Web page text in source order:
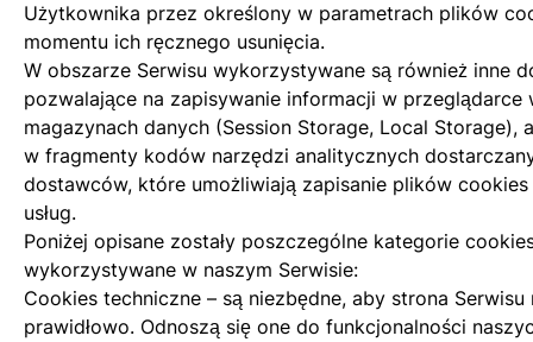
Użytkownika przez określony w parametrach plików
momentu ich ręcznego usunięcia.
W obszarze Serwisu wykorzystywane są również inne
pozwalające na zapisywanie informacji w przeglądarce
magazynach danych (Session Storage, Local Storage),
w fragmenty kodów narzędzi analitycznych
dostawców, które umożliwiają zapisanie plików
usług.
Poniżej opisane zostały poszczególne kategorie
wykorzystywane w naszym Serwisie:
Cookies techniczne – są niezbędne, aby strona Serwisu
prawidłowo. Odnoszą się one do funkcjonalności